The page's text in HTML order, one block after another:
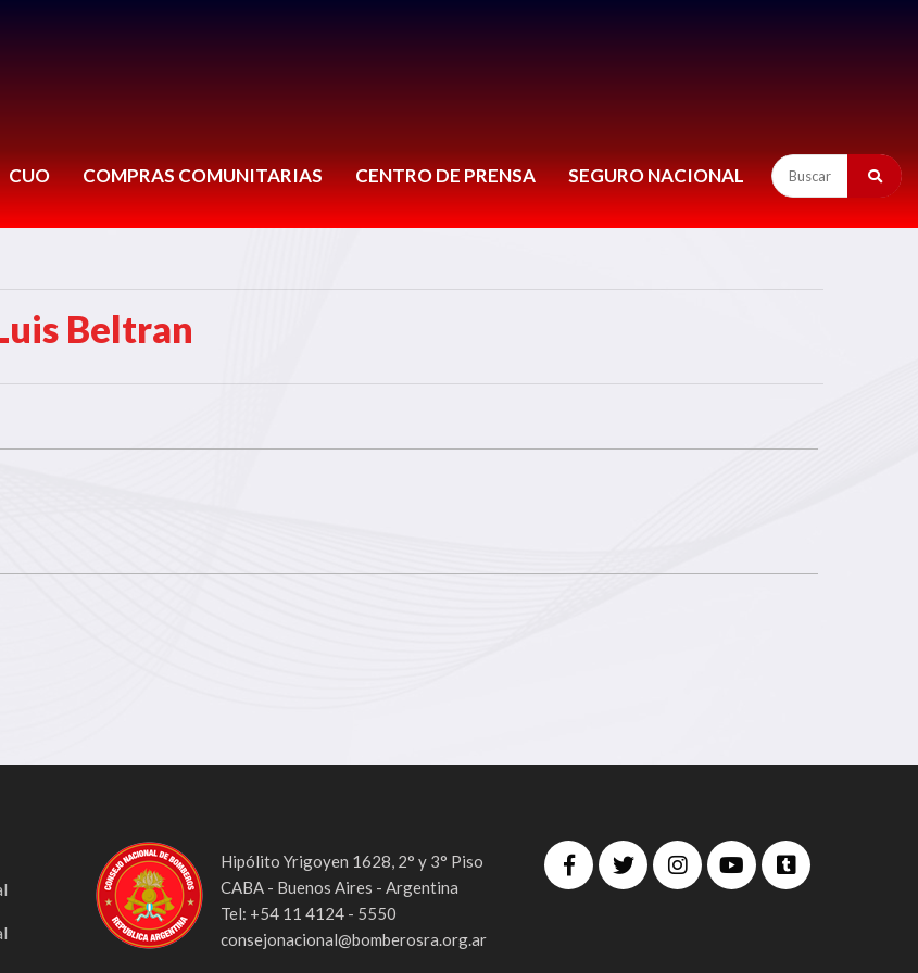
CUO COMPRAS COMUNITARIAS CENTRO DE PRENSA SEGURO NACIONAL
Beltran
Hipólito Yrigoyen 1628, 2° y 3° Piso
CABA - Buenos Aires - Argentina
Tel: +54 11 4124 - 5550
consejonacional@bomberosra.org.ar